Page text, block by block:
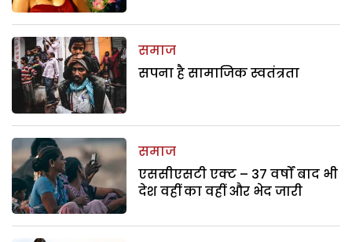
समाज
सपना है सामाजिक स्वतंत्रता
समाज
एससीएसटी एक्ट – 37 वर्षों बाद भी
देश वहीं का वहीं और भेद जारी